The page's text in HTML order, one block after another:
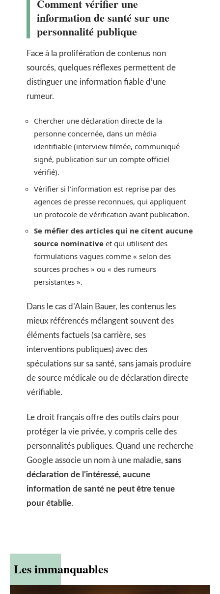
Comment vérifier une
information de santé sur une
personnalité publique
Face à la prolifération de contenus non
sourcés, quelques réflexes permettent de
distinguer une information fiable d’une
rumeur.
Chercher une déclaration directe de la
personne concernée, dans un média
identifiable (interview filmée, communiqué
signé, publication sur un compte officiel
vérifié).
Vérifier si l’information est reprise par des
agences de presse reconnues, qui appliquent
un protocole de vérification avant publication.
Se méfier des articles qui ne citent aucune
source nominative et qui utilisent des
formulations vagues comme « selon des
sources proches » ou « des rumeurs
persistantes ».
Dans le cas d’Alain Bauer, les contenus les
mieux référencés mélangent souvent des
éléments factuels (sa carrière, ses
interventions publiques) avec des
spéculations sur sa santé, sans jamais produire
de source médicale ou de déclaration directe
vérifiable.
Le droit français offre des outils clairs pour
protéger la vie privée, y compris celle des
personnalités publiques. Quand une recherche
Google associe un nom à une maladie, sans
déclaration de l’intéressé, aucune
information de santé ne peut être tenue
pour établie.
Les immanquables